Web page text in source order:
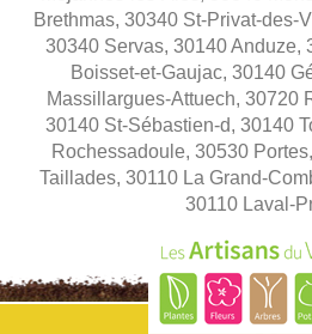
Brethmas, 30340 St-Privat-des-
30340 Servas, 30140 Anduze,
Boisset-et-Gaujac, 30140
Massillargues-Attuech, 30720
30140 St-Sébastien-d, 30140
Rochessadoule, 30530
Taillades, 30110 La Grand-
30110 Laval-